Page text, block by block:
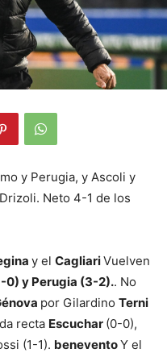
y Perugia, y Ascoli y
Neto 4-1 de los
y el CagliariVuelven
0) y Perugia (3-2).. No
por Gilardino Terni
recta Escuchar (0-0),
(1-1). beneventoY el